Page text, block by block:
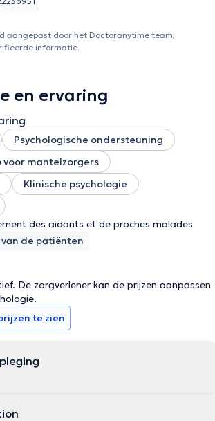
Mon approche s’inscrit dans un courant
notamment la capacité et le potentiel chez
sa globalité. Je reçois mes patients en
et des adolescents faisant face à un mal-
ou des difficultés qui suscitent un
dans la sphère privée, familiale, parentale,
aangepast door het Doctoranytime team,
informatie.
en ervaring
Psychologische ondersteuning
voor mantelzorgers
Klinische psychologie
des aidants et de proches malades
de patiënten
De zorgverlener kan de prijzen aanpassen
te zien